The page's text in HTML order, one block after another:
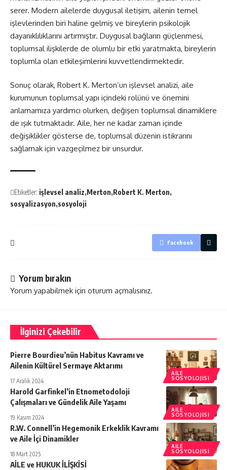
serer. Modern ailelerde duygusal iletişim, ailenin temel
işlevlerinden biri haline gelmiş ve bireylerin psikolojik
dayanıklılıklarını artırmıştır. Duygusal bağların güçlenmesi,
toplumsal ilişkilerde de olumlu bir etki yaratmakta, bireylerin
toplumla olan etkileşimlerini kuvvetlendirmektedir.
Sonuç olarak, Robert K. Merton’un işlevsel analizi, aile
kurumunun toplumsal yapı içindeki rolünü ve önemini
anlamamıza yardımcı olurken, değişen toplumsal dinamiklere
de ışık tutmaktadır. Aile, her ne kadar zaman içinde
değişiklikler gösterse de, toplumsal düzenin istikrarını
sağlamak için vazgeçilmez bir unsurdur.
Etiketler: işlevsel analiz Merton Robert K. Merton
sosyalizasyon sosyoloji
Facebook
Yorum bırakın
Yorum yapabilmek için oturum açmalısınız.
İlginizi Çekebilir
AILE
SOSYOLOJISI
Pierre Bourdieu’nün Habitus Kavramı ve
Ailenin Kültürel Sermaye Aktarımı
17 Aralık 2024
AILE
SOSYOLOJISI
Harold Garfinkel’in Etnometodoloji
Çalışmaları ve Gündelik Aile Yaşamı
19 Kasım 2024
AILE
SOSYOLOJISI
R.W. Connell’in Hegemonik Erkeklik Kavramı
ve Aile İçi Dinamikler
18 Mart 2025
AİLE ve HUKUK İLİŞKİSİ